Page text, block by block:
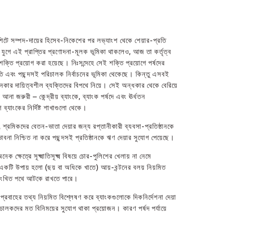
সম্পদ-দায়ের হিসেব-নিকেশের পর লভ্যাংশ থেকে শেয়ার-প্রতি
যুগে এই প্রাপ্তির প্রণোদনা-মূলক ভূমিকা থাকলেও, আজ তা কর্তৃত্ব
প্রয়োগ করা হয়েছে। নিঃসন্দেহে সেই শক্তি প্রয়োগে পর্ষদের
এবং পছন্দসই পরিচালক নির্বাচনের ভূমিকা থেকেছে। কিন্তু এসবই
দায়িত্বশীল ব্যক্তিদের বিপথে নিয়ে। সেই অন্ধকার থেকে বেরিয়ে
জরুরী – কেন্দ্রীয় ব্যাংকে, ব্যাংক পর্ষদে এবং ঊর্ধতন
নির্দিষ্ট শাখাগুলো থেকে।
বেতন-ভাতা দেয়ার জন্য রপ্তানীকারী ব্যবসা-প্রতিষ্ঠানকে
নিশ্চিত না করে পছন্দসই প্রতিষ্ঠানকে ঋণ দেয়ার সুযোগ পেয়েছে।
সূক্ষ্মাতিসূক্ষ্ম বিষয়ে চোর-পুলিশের খেলায় না নেমে
একটি উপায় হলো (ছয় বা অধিকে খাতে) আয়-বন্টনের বলয় নিয়মিত
পথে আটকে রাখতে পারে।
তথ্য নিয়মিত বিশ্লেষণ করে ব্যাংকগুলোকে দিকনির্দেশনা দেয়া
মত বিনিময়ের সুযোগ থাকা প্রয়োজন। কারণ পর্ষদ পর্যায়ে